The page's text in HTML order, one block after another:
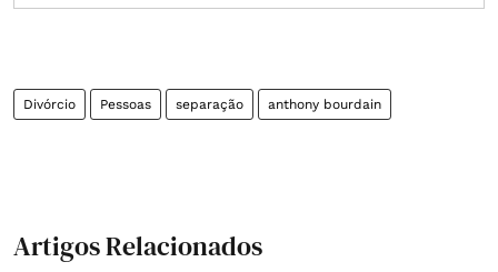
Divórcio Pessoas separação anthony bourdain
Artigos Relacionados